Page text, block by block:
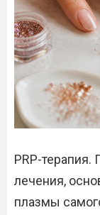
PRP-
лечения,
плазмы